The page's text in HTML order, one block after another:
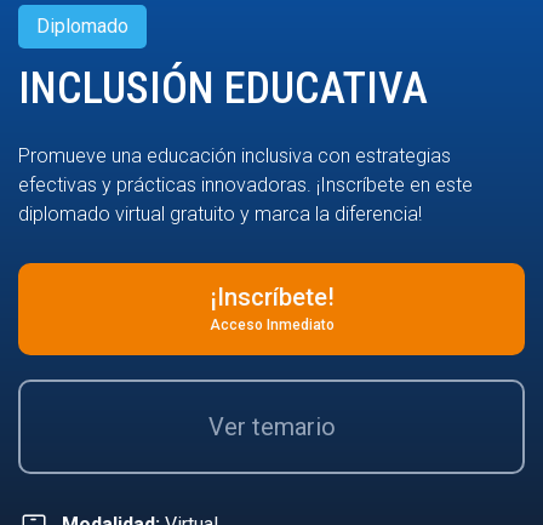
Diplomado
INCLUSIÓN EDUCATIVA
Promueve una educación inclusiva con estrategias
efectivas y prácticas innovadoras. ¡Inscríbete en este
diplomado virtual gratuito y marca la diferencia!
¡Inscríbete!
Acceso Inmediato
Ver temario